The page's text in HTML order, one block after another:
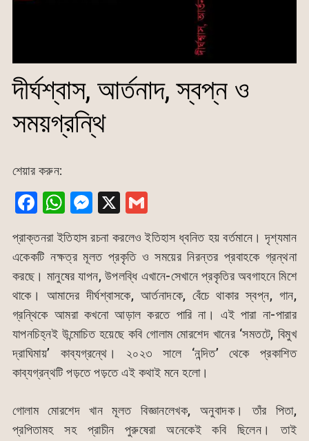
দীর্ঘশ্বাস, আর্তনাদ, স্বপ্ন ও
সময়গ্রন্থি
শেয়ার করুন:
F
c
e
b
o
o
k
W
h
at
s
A
p
p
M
s
s
e
n
g
er
X
m
ai
l
প্রাক্তনরা ইতিহাস রচনা করলেও ইতিহাস ধ্বনিত হয় বর্তমানে। দৃশ্যমান
একেকটি নক্ষত্র মূলত প্রকৃতি ও সময়ের নিরন্তর প্রবাহকে গ্রন্থনা
করছে। মানুষের যাপন, উপলব্ধি এখানে-সেখানে প্রকৃতির অবগাহনে মিশে
থাকে। আমাদের দীর্ঘশ্বাসকে, আর্তনাদকে, বেঁচে থাকার স্বপ্ন, গান,
গ্রন্থিকে আমরা কখনো আড়াল করতে পারি না। এই পারা না-পারার
যাপনচিহ্নই উন্মোচিত হয়েছে কবি গোলাম মোরশেদ খানের ‘সমতটে, বিমুখ
দ্রাঘিমায়’ কাব্যগ্রন্থে। ২০২৩ সালে ‘নন্দিত’ থেকে প্রকাশিত
কাব্যগ্রন্থটি পড়তে পড়তে এই কথাই মনে হলো।
গোলাম মোরশেদ খান মূলত বিজ্ঞানলেখক, অনুবাদক। তাঁর পিতা,
প্রপিতামহ সহ প্রাচীন পুরুষেরা অনেকেই কবি ছিলেন। তাই